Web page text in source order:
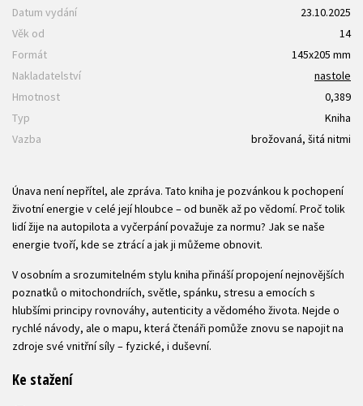
Datum vydání
23.10.2025
Věk od
14
Formát
145x205 mm
Nakladatelství
nastole
Hmotnost
0,389
Typ
Kniha
Vazba
brožovaná, šitá nitmi
Únava není nepřítel, ale zpráva. Tato kniha je pozvánkou k pochopení
životní energie v celé její hloubce – od buněk až po vědomí. Proč tolik
lidí žije na autopilota a vyčerpání považuje za normu? Jak se naše
energie tvoří, kde se ztrácí a jak ji můžeme obnovit.
V osobním a srozumitelném stylu kniha přináší propojení nejnovějších
poznatků o mitochondriích, světle, spánku, stresu a emocích s
hlubšími principy rovnováhy, autenticity a vědomého života. Nejde o
rychlé návody, ale o mapu, která čtenáři pomůže znovu se napojit na
zdroje své vnitřní síly – fyzické, i duševní.
Ke stažení